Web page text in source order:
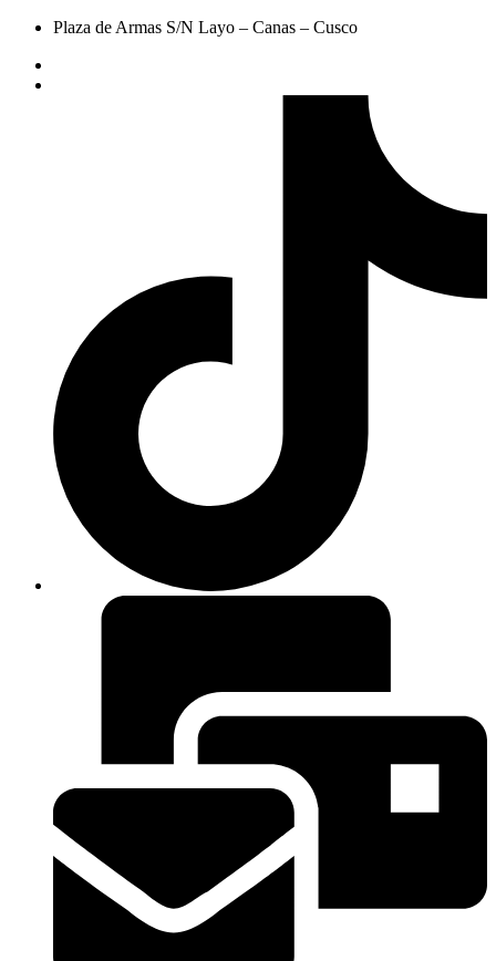
Plaza de Armas S/N Layo – Canas – Cusco